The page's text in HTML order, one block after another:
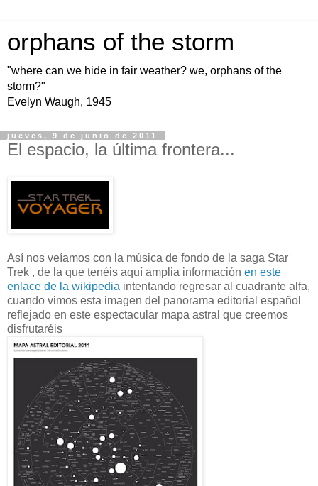
orphans of the storm
"where can we hide in fair weather? we, orphans of the
storm?"
Evelyn Waugh, 1945
jueves, 9 de junio de 2011
El espacio, la última frontera...
Así nos veíamos con la música de fondo de la saga Star
Trek , de la que tenéis aquí amplia información en este
enlace de la wikipedia intentando regresar al cuadrante alfa,
cuando vimos esta imagen del panorama editorial español
reflejado en este espectacular mapa astral que creemos
disfrutaréis